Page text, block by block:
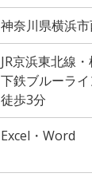
神奈川県横浜
JR京浜東北線
下鉄ブルーラ
徒歩3分
Excel・Word